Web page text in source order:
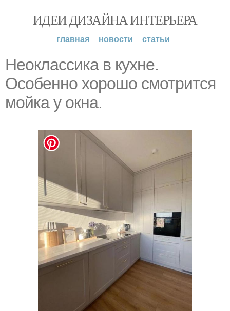
ИДЕИ ДИЗАЙНА ИНТЕРЬЕРА
главная новости статьи
Неоклассика в кухне.
Особенно хорошо смотрится
мойка у окна.